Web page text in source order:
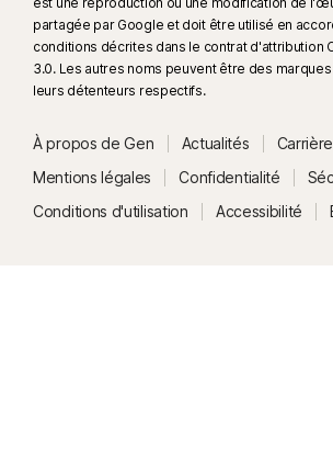
partagée par Google et doit être utilisé en
conditions décrites dans le contrat d'attribution
3.0. Les autres noms peuvent être des
leurs détenteurs respectifs.
À propos de Gen Actualités
Mentions légales
Confidentialité
Conditions d'utilisation
Accessibilité